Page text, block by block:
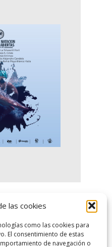
las cookies
como las cookies para
El consentimiento de estas
de navegación o